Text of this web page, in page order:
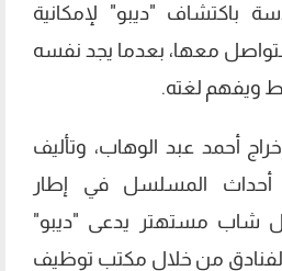
باكتشاف "ديبو" لإمكانية
معها، بعدما يجد نفسه
ويفهم لغته.
أحمد عبد الوهاب، وتأليف
أحداث المسلسل في إطار
شاب مستهتر يدعى "ديبو"
من خلال مكتب توظيف